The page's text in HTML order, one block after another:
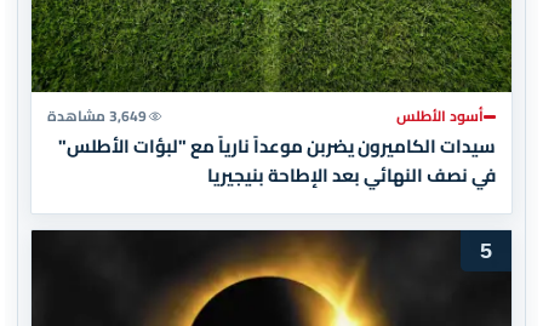
أسود الأطلس 3,649 مشاهدة
سيدات الكاميرون يضربن موعداً نارياً مع "لبؤات الأطلس"
في نصف النهائي بعد الإطاحة بنيجيريا
5